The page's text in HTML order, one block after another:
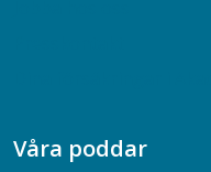
Våra poddar